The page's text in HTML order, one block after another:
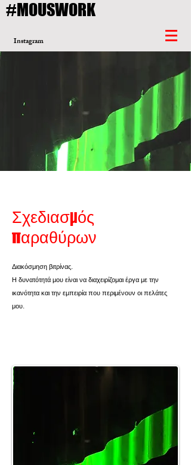
Instagram
#MOUSWORK
Σχεδιασμός
παραθύρων
Διακόσμηση βιτρίνας.
Η δυνατότητά μου είναι να διαχειρίζομαι έργα με την
ικανότητα και την εμπειρία που περιμένουν οι πελάτες
μου.